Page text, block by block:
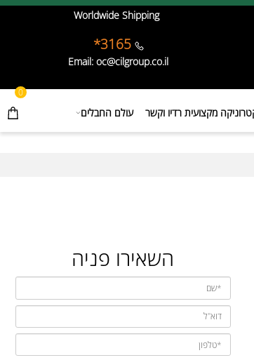
Worldwide Shipping
3165*
Email: oc@cilgroup.co.il
0
מקצועית רדיו וקשר עולם החבלים
השאירו פניה